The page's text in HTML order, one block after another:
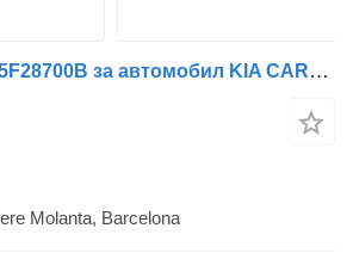
Амортисьор 0K55F28700B за автомобил KIA CARNIVAL
Molanta, Barcelona